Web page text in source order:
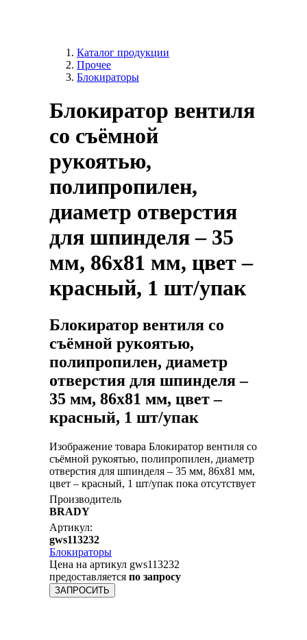
Каталог продукции
Прочее
Блокираторы
Блокиратор вентиля
со съёмной
рукоятью,
полипропилен,
диаметр отверстия
для шпинделя – 35
мм, 86х81 мм, цвет –
красный, 1 шт/упак
Блокиратор вентиля со
съёмной рукоятью,
полипропилен, диаметр
отверстия для шпинделя –
35 мм, 86х81 мм, цвет –
красный, 1 шт/упак
Изображение товара Блокиратор вентиля со
съёмной рукоятью, полипропилен, диаметр
отверстия для шпинделя – 35 мм, 86х81 мм,
цвет – красный, 1 шт/упак пока отсутствует
Производитель
BRADY
Артикул:
gws113232
Блокираторы
Цена на артикул gws113232
предоставляется по запросу
ЗАПРОСИТЬ